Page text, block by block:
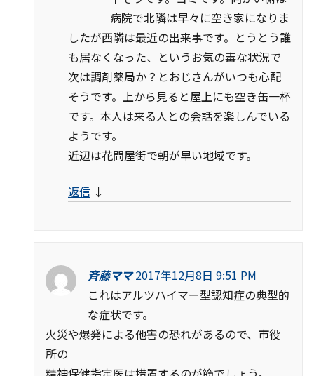
病院で北隣は早々に空き家になりま
したが西隣は最近の出来事です。とうとう誰
も居なくなった、というお気の毒な状況で
次は調剤薬局か？とおじさんがいつも心配
そうです。上から見ると屋上にも空き缶一杯
です。本人は来る人との会話を楽しんでいる
ようです。
近辺は花問屋街で朝が早い地域です。
返信 ↓
斉藤ママ 2017年12月8日 9:51 PM
これはアルツハイマー型認知症の典型的
な症状です。
火災や爆発による他害の恐れがあるので、市役
所の